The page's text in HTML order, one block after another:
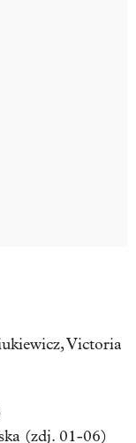
Victoria
(zdj. 01-06)